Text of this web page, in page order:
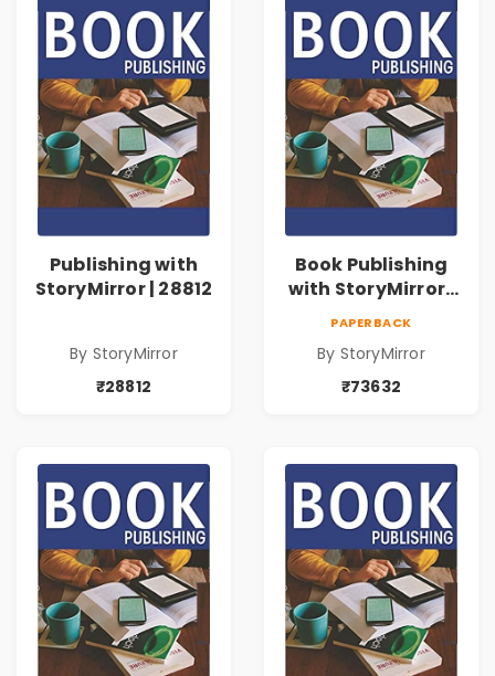
Publishing with
StoryMirror | 28812
By StoryMirror
₹28812
Book Publishing
with StoryMirror |
PAPERBACK
By StoryMirror
₹73632